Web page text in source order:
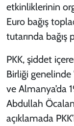
etkinliklerinin
Euro bağış
tutarında bağış
PKK, şiddet
Birliği
ve Almanya’da
Abdullah
açıklamada